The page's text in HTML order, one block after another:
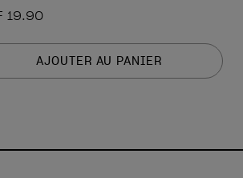
19.90
AJOUTER AU PANIER